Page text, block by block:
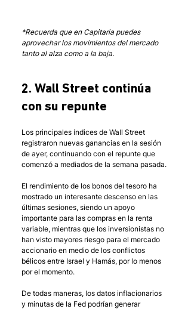
*Recuerda que en Capitaria puedes
aprovechar los movimientos del mercado
tanto al alza como a la baja.
2. Wall Street continúa
con su repunte
Los principales índices de Wall Street
registraron nuevas ganancias en la sesión
de ayer, continuando con el repunte que
comenzó a mediados de la semana pasada.
El rendimiento de los bonos del tesoro ha
mostrado un interesante descenso en las
últimas sesiones, siendo un apoyo
importante para las compras en la renta
variable, mientras que los inversionistas no
han visto mayores riesgo para el mercado
accionario en medio de los conflictos
bélicos entre Israel y Hamás, por lo menos
por el momento.
De todas maneras, los datos inflacionarios
y minutas de la Fed podrían generar